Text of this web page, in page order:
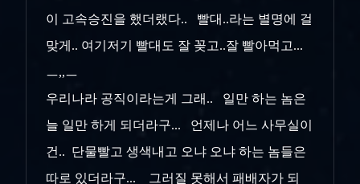
이 고속승진을 했더랬다.. 빨대..라는 별명에 걸
맞게.. 여기저기 빨대도 잘 꽂고..잘 빨아먹고...
ㅡ,,ㅡ
우리나라 공직이라는게 그래.. 일만 하는 놈은
늘 일만 하게 되더라구... 언제나 어느 사무실이
건.. 단물빨고 생색내고 오냐 오냐 하는 놈들은
따로 있더라구... 그러질 못해서 패배자가 되